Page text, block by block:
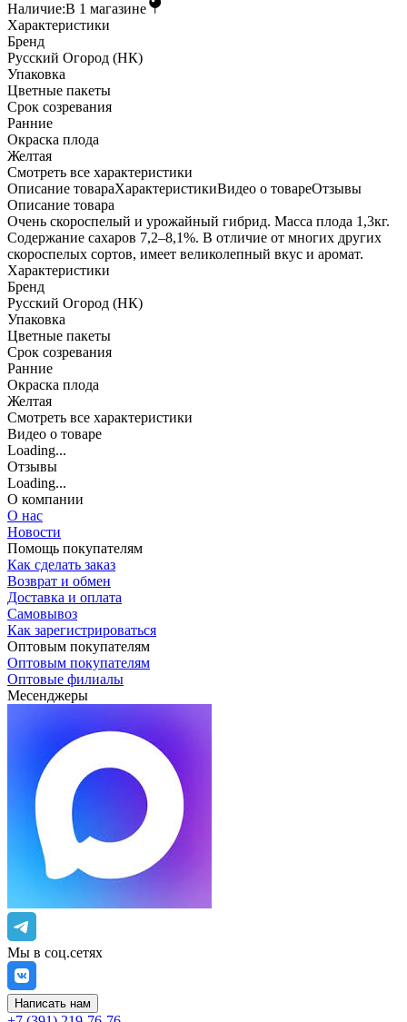
Наличие:В 1 магазине
Характеристики
Бренд
Русский Огород (НК)
Упаковка
Цветные пакеты
Срок созревания
Ранние
Окраска плода
Желтая
Cмотреть все характеристики
Описание товараХарактеристикиВидео о товареОтзывы
Описание товара
Очень скороспелый и урожайный гибрид. Масса плода 1,3кг.
Содержание сахаров 7,2–8,1%. В отличие от многих других
скороспелых сортов, имеет великолепный вкус и аромат.
Характеристики
Бренд
Русский Огород (НК)
Упаковка
Цветные пакеты
Срок созревания
Ранние
Окраска плода
Желтая
Cмотреть все характеристики
Видео о товаре
Loading...
Отзывы
Loading...
О компании
О нас
Новости
Помощь покупателям
Как сделать заказ
Возврат и обмен
Доставка и оплата
Самовывоз
Как зарегистрироваться
Оптовым покупателям
Оптовым покупателям
Оптовые филиалы
Месенджеры
Мы в соц.сетях
Написать нам